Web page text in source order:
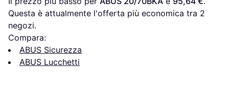
Questa è attualmente l'offerta più economica tra 2
negozi.
Compara:
ABUS Sicurezza
ABUS Lucchetti